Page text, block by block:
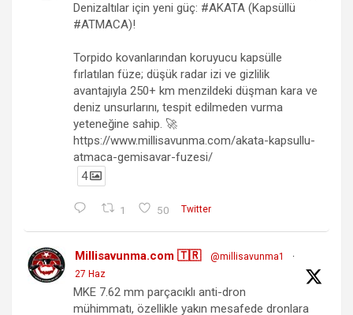
Denizaltılar için yeni güç: #AKATA (Kapsüllü
#ATMACA)!
Torpido kovanlarından koruyucu kapsülle
fırlatılan füze; düşük radar izi ve gizlilik
avantajıyla 250+ km menzildeki düşman kara ve
deniz unsurlarını, tespit edilmeden vurma
yeteneğine sahip. 🚀
https://www.millisavunma.com/akata-kapsullu-
atmaca-gemisavar-fuzesi/
4
1 50 Twitter
Millisavunma.com 🇹🇷 @millisavunma1
·
27 Haz
MKE 7.62 mm parçacıklı anti-dron
mühimmatı, özellikle yakın mesafede dronlara